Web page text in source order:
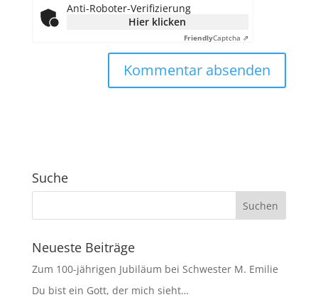
Anti-Roboter-Verifizierung
Hier klicken
FriendlyCaptcha ⇗
Suche
Neueste Beiträge
Zum 100-jährigen Jubiläum bei Schwester M. Emilie
Du bist ein Gott, der mich sieht…